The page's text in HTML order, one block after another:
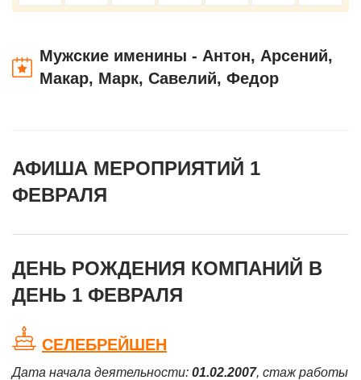
Мужские именины - Антон, Арсений,
Макар, Марк, Савелий, Федор
АФИША МЕРОПРИЯТИЙ 1
ФЕВРАЛЯ
ДЕНЬ РОЖДЕНИЯ КОМПАНИЙ В
ДЕНЬ 1 ФЕВРАЛЯ
СЕЛЕБРЕЙШЕН
Дата начала деятельности: 01.02.2007, стаж работы